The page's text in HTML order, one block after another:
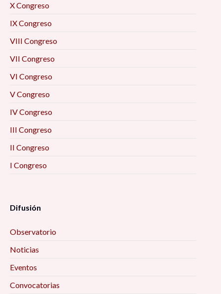
X Congreso
IX Congreso
VIII Congreso
VII Congreso
VI Congreso
V Congreso
IV Congreso
III Congreso
II Congreso
I Congreso
Difusión
Observatorio
Noticias
Eventos
Convocatorias